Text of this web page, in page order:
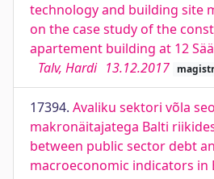
technology and building site
on the case study of the
apartement building at 12
Talv, Hardi 13.12.2017
17394. Avaliku sektori võla
makronäitajatega Balti
between public sector debt
macroeconomic indicators in